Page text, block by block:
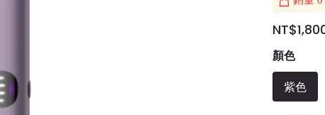
顏色
紫色